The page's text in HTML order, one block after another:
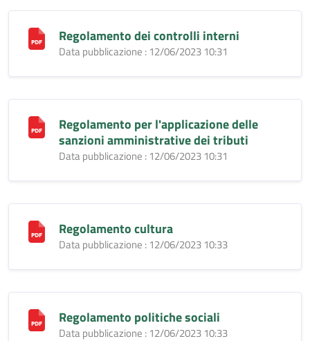
Regolamento dei controlli interni
Data pubblicazione : 12/06/2023 10:31
Regolamento per l'applicazione delle
sanzioni amministrative dei tributi
Data pubblicazione : 12/06/2023 10:31
Regolamento cultura
Data pubblicazione : 12/06/2023 10:33
Regolamento politiche sociali
Data pubblicazione : 12/06/2023 10:33